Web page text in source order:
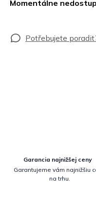
Momentálne
Garancia najnižšej ceny
Garantujeme vám najnižšiu
na trhu.